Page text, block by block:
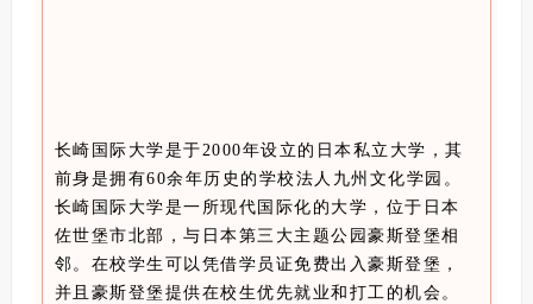
长崎国际大学是于2000年设立的日本私立大学，其
前身是拥有60余年历史的学校法人九州文化学园。
长崎国际大学是一所现代国际化的大学，位于日本
佐世堡市北部，与日本第三大主题公园豪斯登堡相
邻。在校学生可以凭借学员证免费出入豪斯登堡，
并且豪斯登堡提供在校生优先就业和打工的机会。